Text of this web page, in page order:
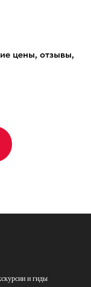
цены, отзывы,
и гиды